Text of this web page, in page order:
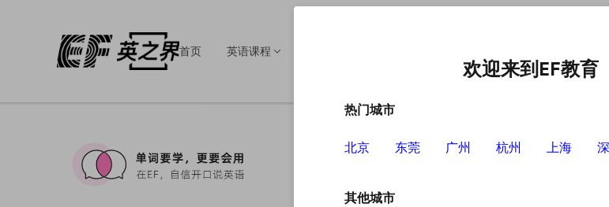
首页 英语课程
欢迎来到EF教育
热门城市
北京 东莞 广州 杭州 上海
其他城市